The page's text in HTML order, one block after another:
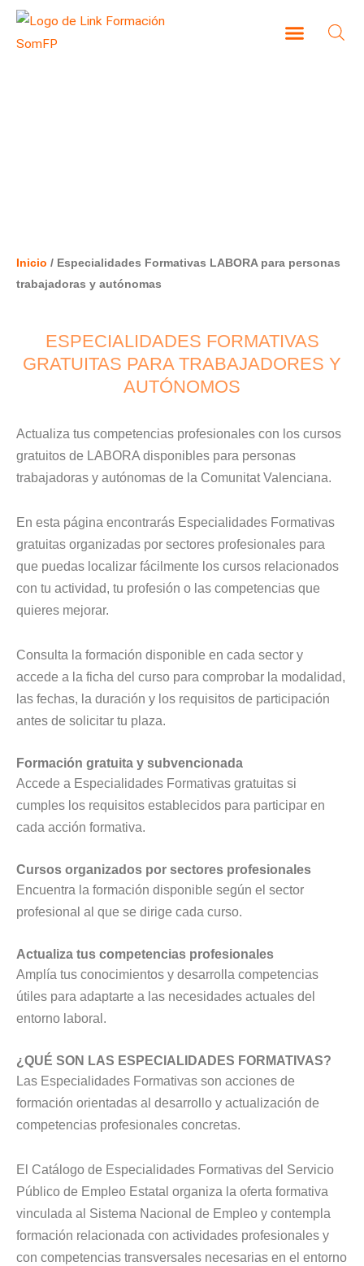
Inicio / Especialidades Formativas LABORA para personas
trabajadoras y autónomas
ESPECIALIDADES FORMATIVAS
GRATUITAS PARA TRABAJADORES Y
AUTÓNOMOS
Actualiza tus competencias profesionales con los cursos
gratuitos de LABORA disponibles para personas
trabajadoras y autónomas de la Comunitat Valenciana.
En esta página encontrarás Especialidades Formativas
gratuitas organizadas por sectores profesionales para
que puedas localizar fácilmente los cursos relacionados
con tu actividad, tu profesión o las competencias que
quieres mejorar.
Consulta la formación disponible en cada sector y
accede a la ficha del curso para comprobar la modalidad,
las fechas, la duración y los requisitos de participación
antes de solicitar tu plaza.
Formación gratuita y subvencionada
Accede a Especialidades Formativas gratuitas si
cumples los requisitos establecidos para participar en
cada acción formativa.
Cursos organizados por sectores profesionales
Encuentra la formación disponible según el sector
profesional al que se dirige cada curso.
Actualiza tus competencias profesionales
Amplía tus conocimientos y desarrolla competencias
útiles para adaptarte a las necesidades actuales del
entorno laboral.
¿QUÉ SON LAS ESPECIALIDADES FORMATIVAS?
Las Especialidades Formativas son acciones de
formación orientadas al desarrollo y actualización de
competencias profesionales concretas.
El Catálogo de Especialidades Formativas del Servicio
Público de Empleo Estatal organiza la oferta formativa
vinculada al Sistema Nacional de Empleo y contempla
formación relacionada con actividades profesionales y
con competencias transversales necesarias en el entorno